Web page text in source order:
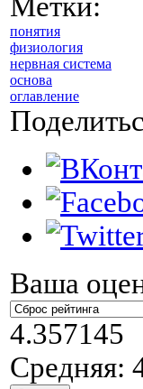
Метки:
понятия
физиология
нервная система
основа
оглавление
Ваша
4.357145
Средняя: